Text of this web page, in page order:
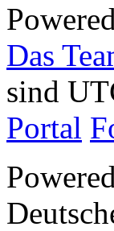
Das
sind
Portal